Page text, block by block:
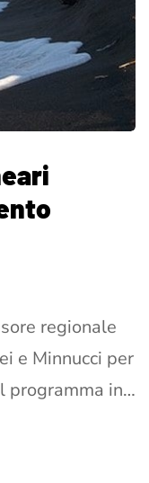
regionale
e Minnucci per
programma in…